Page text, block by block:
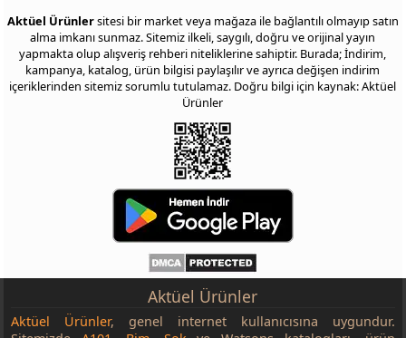
Aktüel Ürünlersitesi bir market veya mağaza ile bağlantılı olmayıp satın
alma imkanı sunmaz. Sitemiz ilkeli, saygılı, doğru ve orijinal yayın
yapmakta olup alışveriş rehberi niteliklerine sahiptir. Burada; İndirim,
kampanya, katalog, ürün bilgisi paylaşılır ve ayrıca değişen indirim
içeriklerinden sitemiz sorumlu tutulamaz. Doğru bilgi için kaynak: Aktüel
Ürünler
Aktüel Ürünler
Aktüel Ürünler, genel internet kullanıcısına uygundur.